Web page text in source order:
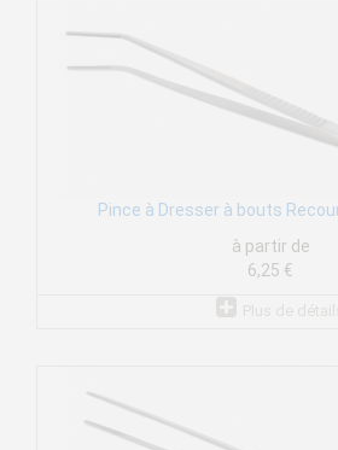
Pince à Dresser à bouts
à partir de
6,25 €